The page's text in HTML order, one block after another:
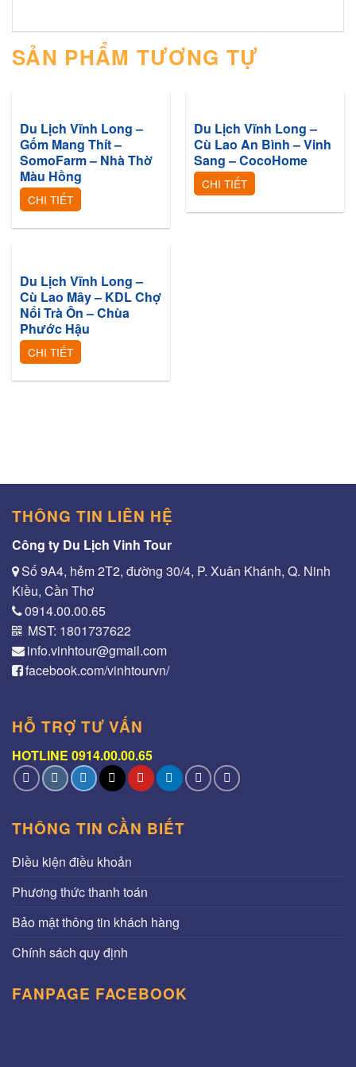
SẢN PHẨM TƯƠNG TỰ
Du Lịch Vĩnh Long –
Gốm Mang Thít –
SomoFarm – Nhà Thờ
Màu Hồng
CHI TIẾT
Du Lịch Vĩnh Long –
Cù Lao An Bình – Vinh
Sang – CocoHome
CHI TIẾT
Du Lịch Vĩnh Long –
Cù Lao Mây – KDL Chợ
Nổi Trà Ôn – Chùa
Phước Hậu
CHI TIẾT
THÔNG TIN LIÊN HỆ
Công ty Du Lịch Vinh Tour
Số 9A4, hẻm 2T2, đường 30/4, P. Xuân Khánh, Q. Ninh
Kiều, Cần Thơ
0914.00.00.65
MST: 1801737622
info.vinhtour@gmail.com
facebook.com/vinhtourvn/
HỖ TRỢ TƯ VẤN
HOTLINE 0914.00.00.65
THÔNG TIN CẦN BIẾT
Điều kiện điều khoản
Phương thức thanh toán
Bảo mật thông tin khách hàng
Chính sách quy định
FANPAGE FACEBOOK